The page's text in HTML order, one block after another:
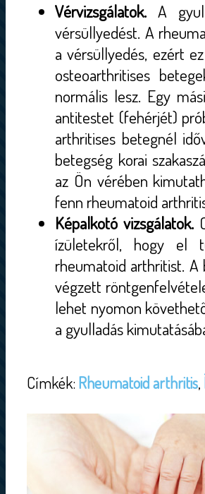
Vérvizsgálatok. A
vérsüllyedést. A
a vérsüllyedés, ezért
osteoarthritises
normális lesz. Egy
antitestet (fehérjét)
arthritises betegnél
betegség korai
az Ön vérében
fenn rheumatoid
Képalkotó vizsgálatok.
ízületekről, hogy el
rheumatoid arthritist. A
végzett
lehet nyomon
a gyulladás
Címkék: Rheumatoid arthritis,